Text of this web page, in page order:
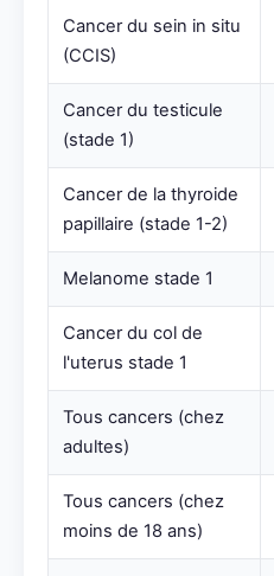
Cancer du sein in situ
(CCIS)
Cancer du testicule
(stade 1)
Cancer de la thyroide
papillaire (stade 1-2)
Melanome stade 1
Cancer du col de
l'uterus stade 1
Tous cancers (chez
adultes)
Tous cancers (chez
moins de 18 ans)